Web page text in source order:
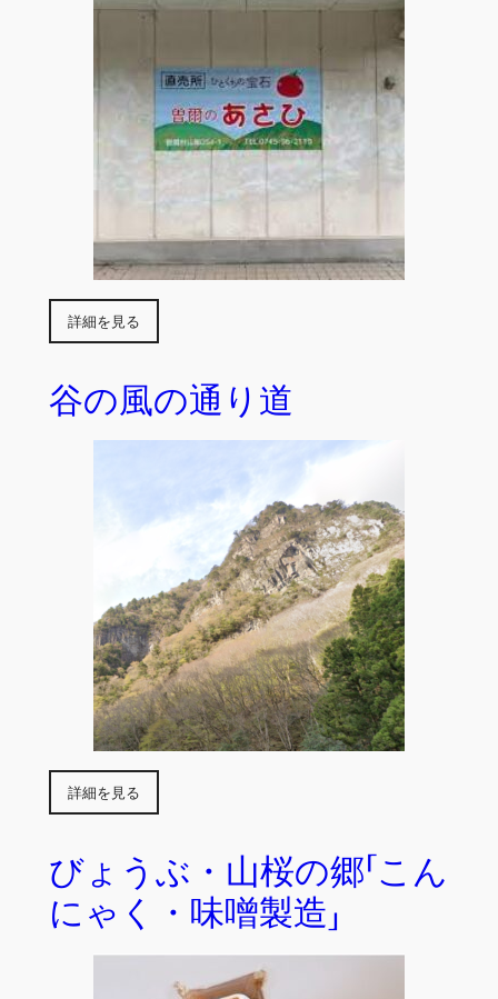
詳細を見る
谷の風の通り道
詳細を見る
びょうぶ・山桜の郷「こん
にゃく・味噌製造」